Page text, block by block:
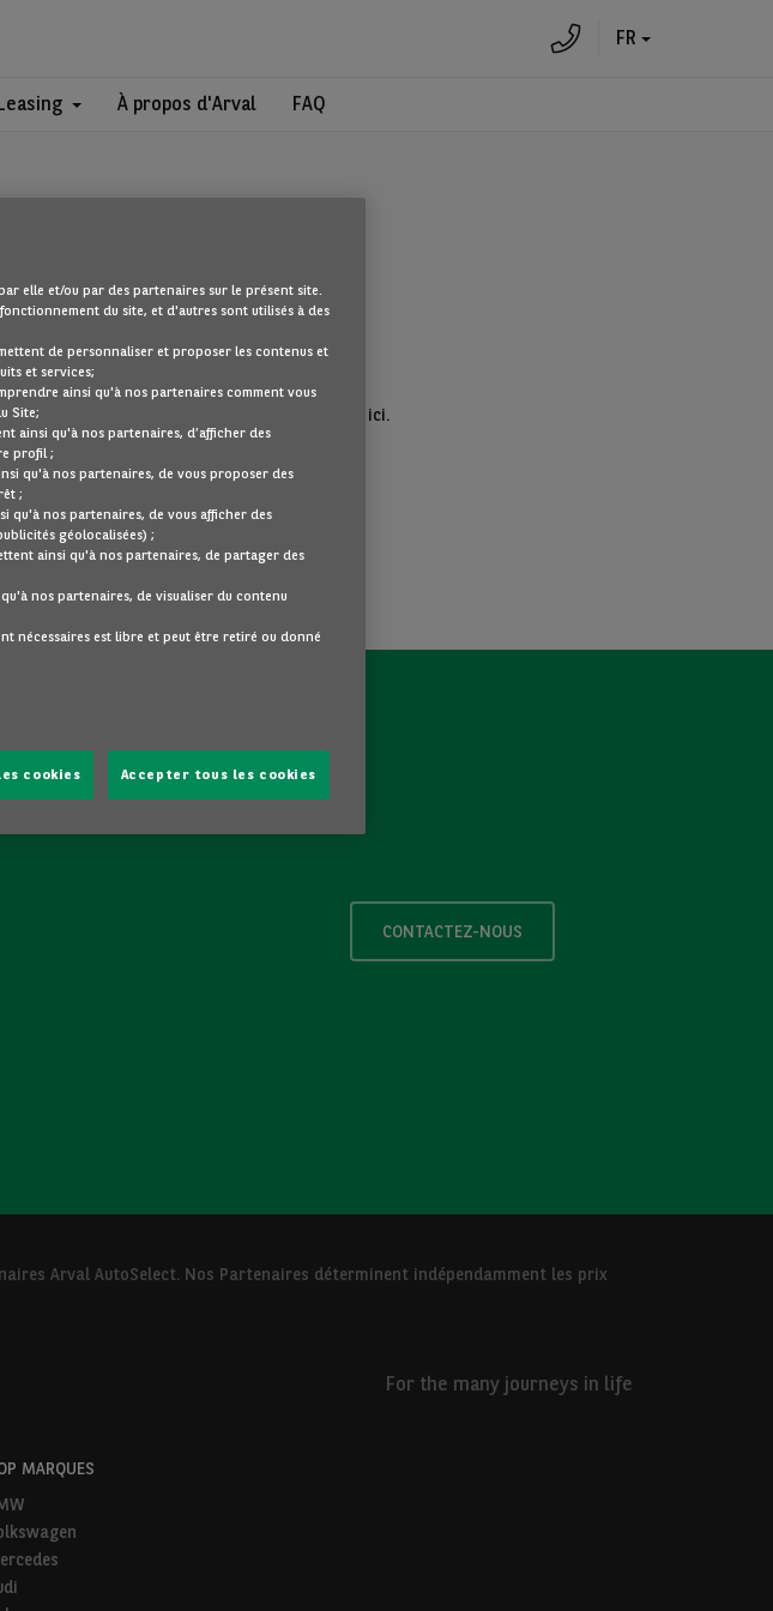
FR
À propos d'Arval FAQ
!
à nouveau vers la page d'accueil en cliquant ici.
D’ACCUEIL
CONTACTEZ-NOUS
Arval AutoSelect. Nos Partenaires déterminent indépendamment les prix
For the many journeys in life
MARQUES
elle et/ou par des partenaires sur le présent site.
du site, et d'autres sont utilisés à des
de personnaliser et proposer les contenus et
et services;
ainsi qu'à nos partenaires comment vous
Site;
ainsi qu'à nos partenaires, d’afficher des
profil ;
qu'à nos partenaires, de vous proposer des
;
qu'à nos partenaires, de vous afficher des
géolocalisées) ;
ainsi qu'à nos partenaires, de partager des
nos partenaires, de visualiser du contenu
nécessaires est libre et peut être retiré ou donné
cookies Accepter tous les cookies